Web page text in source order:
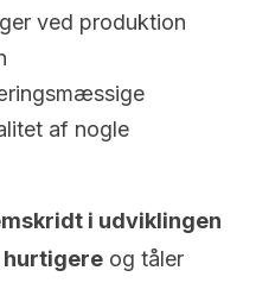
ved produktion
af nogle
i udviklingen
hurtigere og tåler